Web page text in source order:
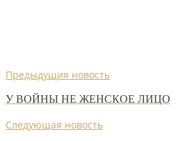
Предыдущия новость
У ВОЙНЫ НЕ ЖЕНСКОЕ ЛИЦО
Следующая новость